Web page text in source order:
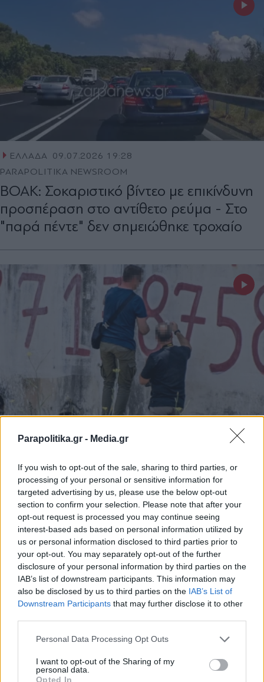
Parapolitika.gr - Media.gr
If you wish to opt-out of the sale, sharing to third parties, or
processing of your personal or sensitive information for
targeted advertising by us, please use the below opt-out
section to confirm your selection. Please note that after your
opt-out request is processed you may continue seeing
interest-based ads based on personal information utilized by
us or personal information disclosed to third parties prior to
your opt-out. You may separately opt-out of the further
disclosure of your personal information by third parties on the
IAB’s list of downstream participants. This information may
also be disclosed by us to third parties on the IAB’s List of
Downstream Participants that may further disclose it to other
Personal Data Processing Opt Outs
I want to opt-out of the Sharing of my
personal data.
Opted In
ΕΛΛΑΔΑ 09.07.2026 19:28
PARAPOLITIKA NEWSROOM
ΒΟΑΚ: Σοκαριστικό βίντεο με επικίνδυνη
προσπέραση στο αντίθετο ρεύμα - Στο
"παρά πέντε" δεν σημειώθηκε τροχαίο
ΕΛΛΑΔΑ 08.07.2026 18:37
Άργος: Δύο τραύματα από θραύσματα
βολίδων στο κεφάλι φέρει ο 20χρονος -
Διακομίστηκε στο ΚΑΤ - Τι δείχνουν οι
εξετάσεις (Βίντεο)
Εγγραφή στο newsletter